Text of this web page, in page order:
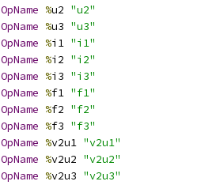
OpName %u2 "u2"
OpName %u3 "u3"
OpName %i1 "i1"
OpName %i2 "i2"
OpName %i3 "i3"
OpName %f1 "f1"
OpName %f2 "f2"
OpName %f3 "f3"
OpName %v2u1 "v2u1"
OpName %v2u2 "v2u2"
OpName %v2u3 "v2u3"